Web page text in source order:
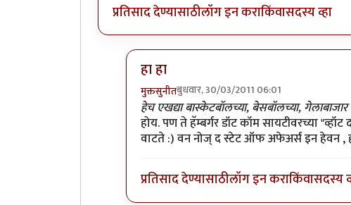
प्रतिसाद देण्यासाठीलॉग इन कराकिंवासदस्य व्हा
हा हा
मुक्तसुनीतबुधवार, 30/03/2011 06:01
In reply toमी आहेbyसन्जोप राव
हेच एखद्या बास्केटबॉलच्या, बेसबॉलच्या,
होय. पण ते हॅम्बर्गर डॉट कॉम सायटीवरच्या
वाटते :) वन नोज् द स्टेट ऑफ अफेअर्स इन हेवन ,
प्रतिसाद देण्यासाठीलॉग इन कराकिंवासदस्य